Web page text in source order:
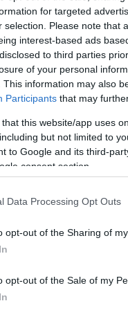
for targeted
selection. Please note that
interest-based ads
to third parties
of your personal
This information may also
Participants that may
that this website/app uses
but not limited to
to Google and its third-
consent section.
Data Processing Opt Outs
opt-out of the Sharing of
opt-out of the Sale of my
αυτό του
όσο και ηλεκτρικά
τα 4 μ.μήκος, 3,99μ.
διαστάσεις
ποιο είναι και
από την μια πλευρά
. Επιπλέον, στην
ενώ στοπίσω
και αφετέρου